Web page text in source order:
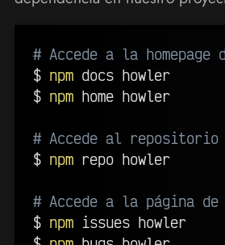
# Accede a la
$ npm docs howler
$ npm home howler
# Accede al repositorio
$ npm repo howler
# Accede a la página
$ npm issues howler